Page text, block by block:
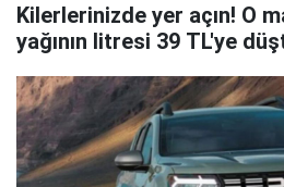
Kilerlerinizde yer açın! O
yağının litresi 39 TL'ye